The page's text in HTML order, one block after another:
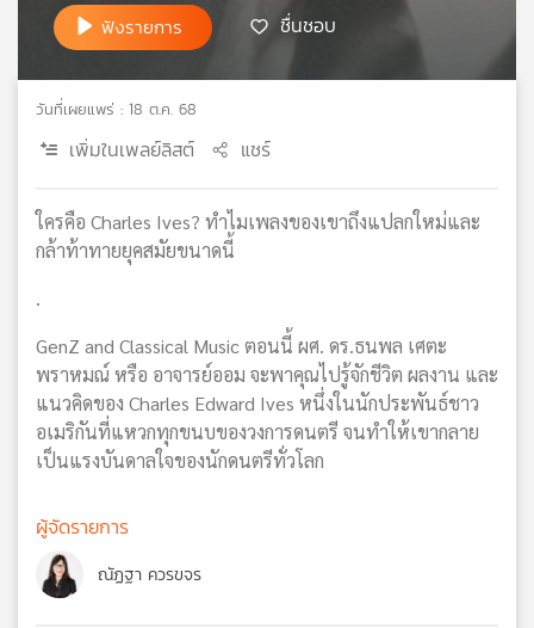
แผนที่
วิทยุ
เครือ
ข่าย
ฟังรายการ ชื่นชอบ
วันที่เผยแพร่ : 18 ต.ค. 68
เพิ่มในเพลย์ลิสต์ แชร์
ใครคือ Charles Ives? ทำไมเพลงของเขาถึงแปลกใหม่และ
กล้าท้าทายยุคสมัยขนาดนี้
.
GenZ and Classical Music ตอนนี้ ผศ. ดร.ธนพล เศตะ
พราหมณ์ หรือ อาจารย์ออม จะพาคุณไปรู้จักชีวิต ผลงาน และ
แนวคิดของ Charles Edward Ives หนึ่งในนักประพันธ์ชาว
อเมริกันที่แหวกทุกขนบของวงการดนตรี จนทำให้เขากลาย
เป็นแรงบันดาลใจของนักดนตรีทั่วโลก
ผู้จัดรายการ
ณัฏฐา ควรขจร